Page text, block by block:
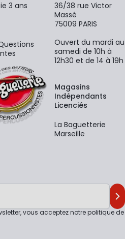
3 ans
36/38 rue Victor
Massé
75009 PARIS
Ouvert du mardi au
samedi de 10h à
12h30 et de 14 à 19h
Magasins
Indépendants
Licenciés
La Baguetterie
Marseille
vous acceptez notrepolitique de